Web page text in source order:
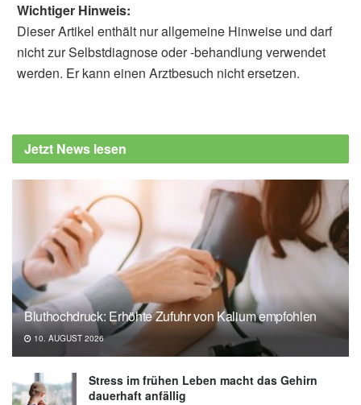
Tante Fanny Frischteig GmbH informiert:
Öffentlicher Warenrückruf Backfertiger
(Abruf: 28.07.2020)
Wichtiger Hinweis:
Dieser Artikel enthält nur allgemeine Hinweise und darf
nicht zur Selbstdiagnose oder -behandlung verwendet
werden. Er kann einen Arztbesuch nicht ersetzen.
Jetzt News lesen
Bluthochdruck: Erhöhte Zufuhr von Kalium empfohlen
10. AUGUST 2026
Stress im frühen Leben macht das Gehirn
dauerhaft anfällig